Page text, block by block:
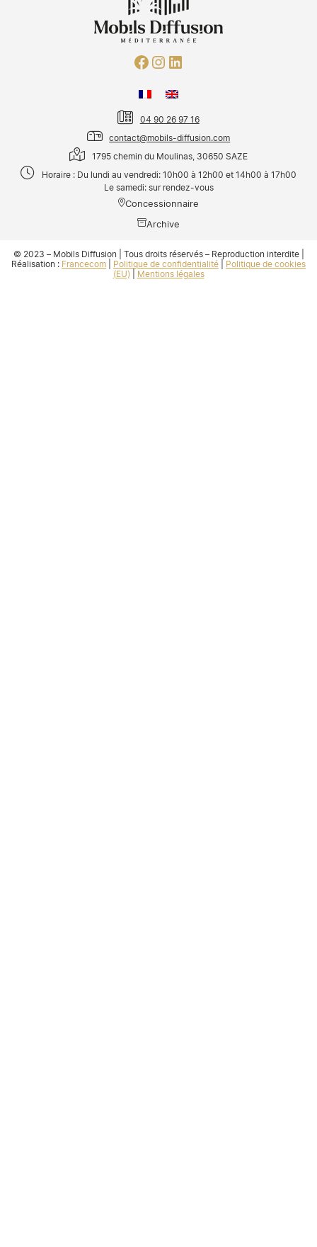
04 90 26 97 16
contact@mobils-diffusion.com
1795 chemin du Moulinas, 30650 SAZE
Horaire : Du lundi au vendredi: 10h00 à 12h00 et 14h00 à 17h00
Le samedi: sur rendez-vous
Concessionnaire
Archive
© 2023 – Mobils Diffusion | Tous droits réservés – Reproduction interdite |
Réalisation : Francecom Politique de confidentialité
Politique de cookies
(EU)
Mentions légales